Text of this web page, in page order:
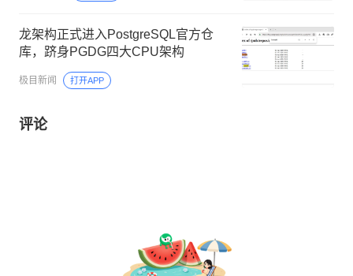
龙架构正式进入PostgreSQL官方仓
库，跻身PGDG四大CPU架构
极目新闻 打开APP
评论